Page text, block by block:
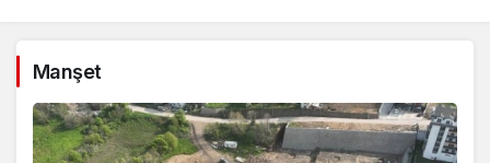
Manşet